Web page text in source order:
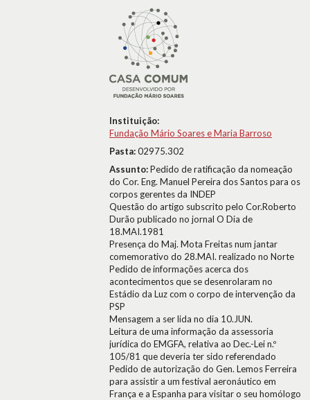
Instituição:
Fundação Mário Soares e Maria Barroso
Pasta:02975.302
Assunto:Pedido de ratificação da nomeação
do Cor. Eng. Manuel Pereira dos Santos para os
corpos gerentes da INDEP
Questão do artigo subscrito pelo Cor.Roberto
Durão publicado no jornal O Dia de
18.MAI.1981
Presença do Maj. Mota Freitas num jantar
comemorativo do 28.MAI. realizado no Norte
Pedido de informações acerca dos
acontecimentos que se desenrolaram no
Estádio da Luz com o corpo de intervenção da
PSP
Mensagem a ser lida no dia 10.JUN.
Leitura de uma informação da assessoria
jurídica do EMGFA, relativa ao Dec.-Lei n.º
105/81 que deveria ter sido referendado
Pedido de autorização do Gen. Lemos Ferreira
para assistir a um festival aeronáutico em
França e a Espanha para visitar o seu homólogo